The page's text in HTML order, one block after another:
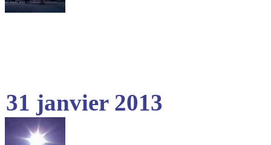
31 janvier 2013